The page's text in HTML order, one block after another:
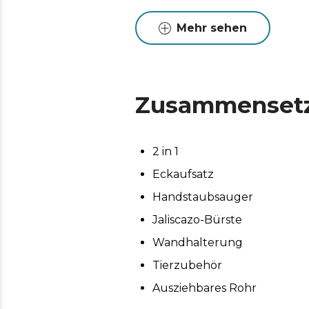
entfernen.
Mehr sehen
2 in 1
Eckaufsatz
Handstaubsauger
Jaliscazo-Bürste
Wandhalterung
Tierzubehör
Ausziehbares Rohr